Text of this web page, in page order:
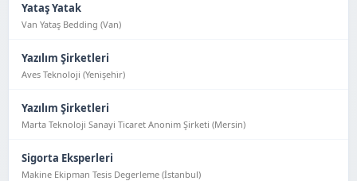
Yataş Yatak
Van Yataş Bedding (Van)
Yazılım Şirketleri
Aves Teknoloji (Yeni̇şehi̇r)
Yazılım Şirketleri
Marta Teknoloji Sanayi Ticaret Anonim Şirketi (Mersin)
Sigorta Eksperleri
Makine Ekipman Tesis Degerleme (İstanbul)